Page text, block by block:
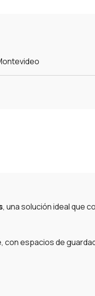
, una solución ideal que
espacios de